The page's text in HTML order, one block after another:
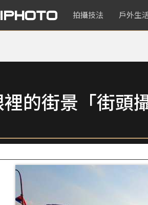
拍攝技法 戶外生
裡的街景「街頭